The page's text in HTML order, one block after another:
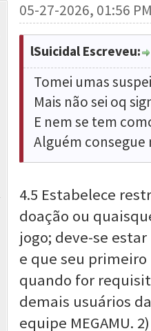
05-27-2026, 01:56
lSuicidal Escreveu:
Tomei umas
Mais não sei oq
E nem se tem
Alguém consegue
4.5 Estabelece
doação ou
jogo; deve-se
e que seu
quando for
demais usuários
equipe MEGAMU.